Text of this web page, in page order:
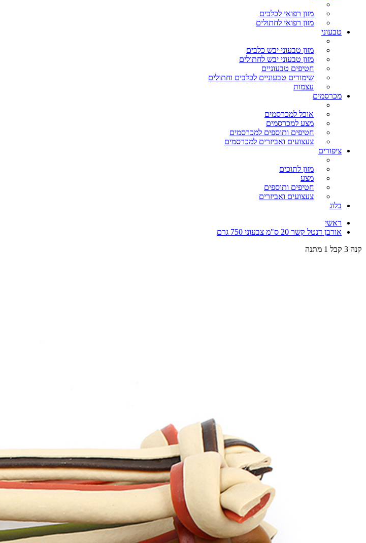
מזון רפואי לכלבים
מזון רפואי לחתולים
טבעוני
מזון טבעוני יבש כלבים
מזון טבעוני יבש לחתולים
חטיפים טבעוניים
שימורים טבעוניים לכלבים וחתולים
עצמות
מכרסמים
אוכל למכרסמים
מצע למכרסמים
חטיפים ותוספים למכרסמים
צעצועים ואביזרים למכרסמים
ציפורים
מזון לתוכים
מצע
חטיפים ותוספים
צעצועים ואביזרים
בלוג
ראשי
אורבן דנטל קשר 20 ס"מ צבעוני 750 גרם
קנה 3 קבל 1 מתנה